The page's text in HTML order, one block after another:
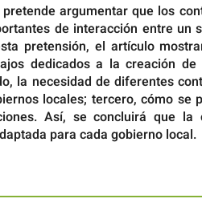
argumentar que los
de interacción entre un
pretensión, el artículo
dedicados a la creación
la necesidad de diferentes
locales; tercero, cómo se
Así, se concluirá que la
para cada gobierno local.